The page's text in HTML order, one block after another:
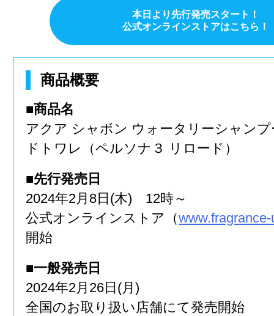
本日より先行発売スタート！
公式オンラインストアはこちら！
商品概要
■商品名
アクア シャボン ウォータリーシャン
ドトワレ（ペルソナ３ リロード）
■先行発売日
2024年2月8日(木) 12時～
公式オンラインストア（
開始
■一般発売日
2024年2月26日(月)
全国のお取り扱い店舗にて発売開始